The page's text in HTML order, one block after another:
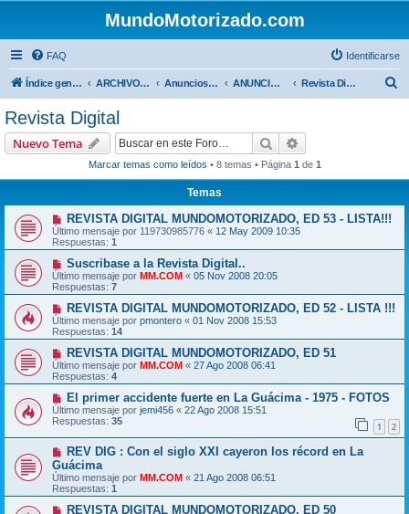
MundoMotorizado.com
FAQ Identificarse
Índice general ARCHIVO HASTA 2018 Anuncios de www.mundomotorizado.com ANUNCIOS - RIFAS Y CONCURSOS Revista Digital
Revista Digital
Nuevo Tema Buscar
Marcar temas como leídos • 8 temas • Página 1 de 1
Temas
REVISTA DIGITAL MUNDOMOTORIZADO, ED 53 - LISTA!!!
Último mensaje por 119730985776 « 12 May 2009 10:35
Respuestas: 1
Suscribase a la Revista Digital..
Último mensaje por MM.COM « 05 Nov 2008 20:05
Respuestas: 7
REVISTA DIGITAL MUNDOMOTORIZADO, ED 52 - LISTA !!!
Último mensaje por pmontero « 01 Nov 2008 15:53
Respuestas: 14
REVISTA DIGITAL MUNDOMOTORIZADO, ED 51
Último mensaje por MM.COM « 27 Ago 2008 06:41
Respuestas: 4
El primer accidente fuerte en La Guácima - 1975 - FOTOS
Último mensaje por jemi456 « 22 Ago 2008 15:51
Respuestas: 35 1 2
REV DIG : Con el siglo XXI cayeron los récord en La
Guácima
Último mensaje por MM.COM « 21 Ago 2008 06:51
Respuestas: 1
REVISTA DIGITAL MUNDOMOTORIZADO, ED 50